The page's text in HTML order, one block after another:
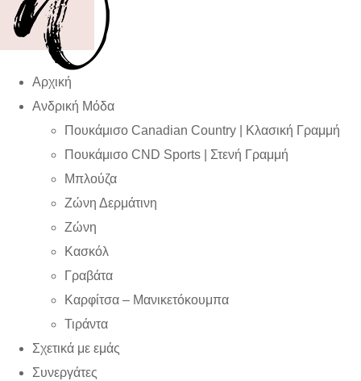
Αρχική
Ανδρική Μόδα
Πουκάμισο Canadian Country | Kλασική Γραμμή
Πουκάμισο CND Sports | Στενή Γραμμή
Μπλούζα
Ζώνη Δερμάτινη
Ζώνη
Κασκόλ
Γραβάτα
Καρφίτσα – Μανικετόκουμπα
Τιράντα
Σχετικά με εμάς
Συνεργάτες